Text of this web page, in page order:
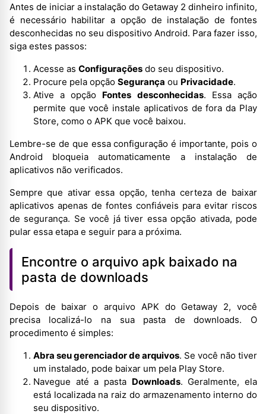
Antes de iniciar a instalação do Getaway 2 dinheiro infinito,
é necessário habilitar a opção de instalação de fontes
desconhecidas no seu dispositivo Android. Para fazer isso,
siga estes passos:
Acesse as Configuraçõesdo seu dispositivo.
Procure pela opção Segurança ou Privacidade.
Ative a opção Fontes desconhecidas. Essa ação
permite que você instale aplicativos de fora da Play
Store, como o APK que você baixou.
Lembre-se de que essa configuração é importante, pois o
Android bloqueia automaticamente a instalação de
aplicativos não verificados.
Sempre que ativar essa opção, tenha certeza de baixar
aplicativos apenas de fontes confiáveis para evitar riscos
de segurança. Se você já tiver essa opção ativada, pode
pular essa etapa e seguir para a próxima.
Encontre o arquivo apk baixado na
pasta de downloads
Depois de baixar o arquivo APK do Getaway 2, você
precisa localizá-lo na sua pasta de downloads. O
procedimento é simples:
Abra seu gerenciador de arquivos. Se você não tiver
um instalado, pode baixar um pela Play Store.
Navegue até a pasta Downloads. Geralmente, ela
está localizada na raiz do armazenamento interno do
seu dispositivo.